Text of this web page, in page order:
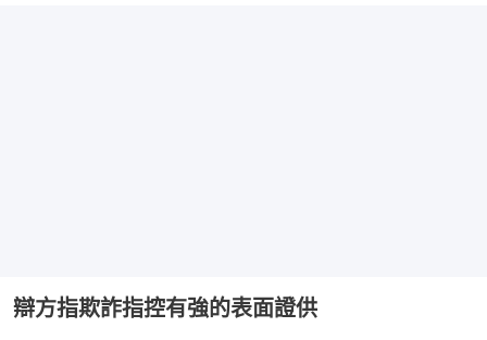
辯方指欺詐指控有強的表面證供